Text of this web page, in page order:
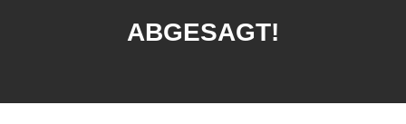
ABGESAGT!